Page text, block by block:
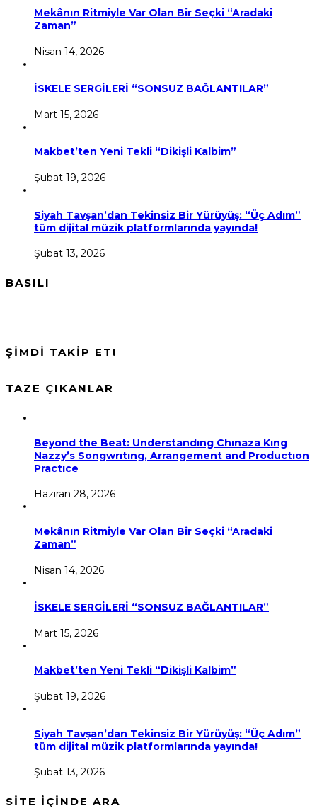
Mekânın Ritmiyle Var Olan Bir Seçki “Aradaki
Zaman”
Nisan 14, 2026
İSKELE SERGİLERİ “SONSUZ BAĞLANTILAR”
Mart 15, 2026
Makbet’ten Yeni Tekli “Dikişli Kalbim”
Şubat 19, 2026
Siyah Tavşan’dan Tekinsiz Bir Yürüyüş: “Üç Adım”
tüm dijital müzik platformlarında yayında!
Şubat 13, 2026
BASILI
ŞİMDİ TAKİP ET!
TAZE ÇIKANLAR
Beyond the Beat: Understandıng Chınaza Kıng
Nazzy’s Songwrıtıng, Arrangement and Productıon
Practıce
Haziran 28, 2026
Mekânın Ritmiyle Var Olan Bir Seçki “Aradaki
Zaman”
Nisan 14, 2026
İSKELE SERGİLERİ “SONSUZ BAĞLANTILAR”
Mart 15, 2026
Makbet’ten Yeni Tekli “Dikişli Kalbim”
Şubat 19, 2026
Siyah Tavşan’dan Tekinsiz Bir Yürüyüş: “Üç Adım”
tüm dijital müzik platformlarında yayında!
Şubat 13, 2026
SİTE İÇİNDE ARA